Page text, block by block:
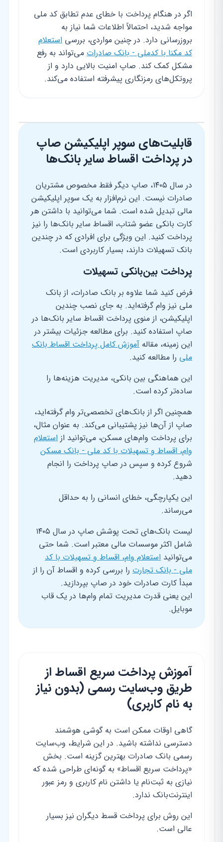
اگر در هنگام پرداخت با خطای عدم تطابق کد ملی
مواجه شدید، احتمالاً اطلاعات شما نیاز به
بروزرسانی دارد. در چنین مواردی، بررسی استعلام
کد مکنا با کدملی - بانک صادرات می‌تواند به رفع
مشکل کمک کند. صاپ امنیت بالایی دارد و از
پروتکل‌های رمزنگاری پیشرفته استفاده می‌کند.
قابلیت‌های سوپر اپلیکیشن صاپ
در پرداخت اقساط سایر بانک‌ها
در سال ۱۴۰۵، صاپ دیگر فقط مخصوص مشتریان
صادرات نیست. این نرم‌افزار به یک سوپر اپلیکیشن
مالی تبدیل شده است. شما می‌توانید با داشتن هر
کارت بانکی عضو شتاب، اقساط سایر بانک‌ها را نیز
پرداخت کنید. این ویژگی برای افرادی که در چندین
بانک تسهیلات دارند، بسیار کاربردی است.
پرداخت بین‌بانکی تسهیلات
فرض کنید شما علاوه بر بانک صادرات، از بانک
ملی نیز وام گرفته‌اید. به جای نصب چندین
اپلیکیشن، از منوی پرداخت اقساط سایر بانک‌ها در
صاپ استفاده کنید. برای مطالعه جزئیات بیشتر در
این زمینه، مقاله آموزش کامل پرداخت اقساط بانک
ملی را مطالعه کنید.
این هماهنگی بین بانکی، مدیریت هزینه‌ها را
ساده‌تر کرده است.
همچنین اگر از بانک‌های تخصصی‌تر وام گرفته‌اید،
صاپ از آن‌ها نیز پشتیبانی می‌کند. به عنوان مثال،
برای پرداخت وام‌های مسکن، می‌توانید از استعلام
وام، اقساط و تسهیلات با کد ملی - بانک مسکن
شروع کرده و سپس در صاپ پرداخت را انجام
دهید.
این یکپارچگی، خطای انسانی را به حداقل
می‌رساند.
لیست بانک‌های تحت پوشش صاپ در سال ۱۴۰۵
شامل اکثر موسسات مالی معتبر است. شما حتی
می‌توانید استعلام وام، اقساط و تسهیلات با کد
ملی - بانک تجارت را بررسی کرده و اقساط آن را از
مبدأ کارت صادرات خود در صاپ بپردازید.
این یعنی قدرت مدیریت تمام وام‌ها در یک قاب
موبایل.
آموزش پرداخت سریع اقساط از
طریق وب‌سایت رسمی (بدون نیاز
به نام کاربری)
گاهی اوقات ممکن است به گوشی هوشمند
دسترسی نداشته باشید. در این شرایط، وب‌سایت
رسمی بانک صادرات بهترین گزینه است. بخش
«پرداخت سریع اقساط» به گونه‌ای طراحی شده که
نیازی به ثبت‌نام یا داشتن نام کاربری و رمز عبور
اینترنت‌بانک ندارد.
این روش برای پرداخت قسط دیگران نیز بسیار
عالی است.